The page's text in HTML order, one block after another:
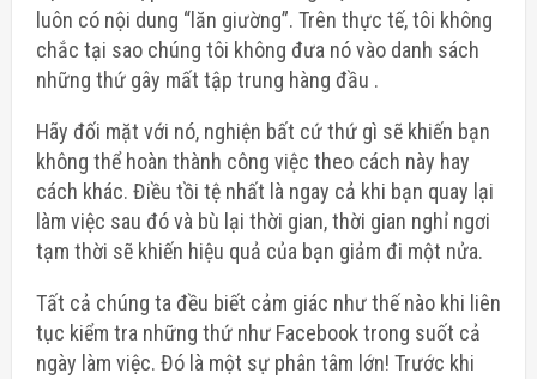
luôn có nội dung “lăn giường”. Trên thực tế, tôi không
chắc tại sao chúng tôi không đưa nó vào danh sách
những thứ gây mất tập trung hàng đầu .
Hãy đối mặt với nó, nghiện bất cứ thứ gì sẽ khiến bạn
không thể hoàn thành công việc theo cách này hay
cách khác. Điều tồi tệ nhất là ngay cả khi bạn quay lại
làm việc sau đó và bù lại thời gian, thời gian nghỉ ngơi
tạm thời sẽ khiến hiệu quả của bạn giảm đi một nửa.
Tất cả chúng ta đều biết cảm giác như thế nào khi liên
tục kiểm tra những thứ như Facebook trong suốt cả
ngày làm việc. Đó là một sự phân tâm lớn! Trước khi